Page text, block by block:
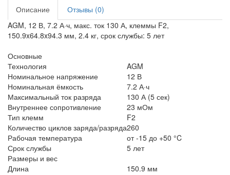
Описание
Отзывы (0)
AGM, 12 В, 7.2 А·ч, макс. ток 130 А, клеммы F2,
150.9x64.8x94.3 мм, 2.4 кг, срок службы: 5 лет
Основные
Технология
AGM
Номинальное напряжение
12 В
Номинальная ёмкость
7.2 А·ч
Максимальный ток разряда
130 А (5 сек)
Внутреннее сопротивление
23 мОм
Тип клемм
F2
Количество циклов заряда/разряда260
Рабочая температура
от -15 до +50 °C
Срок службы
5 лет
Размеры и вес
Длина
150.9 мм